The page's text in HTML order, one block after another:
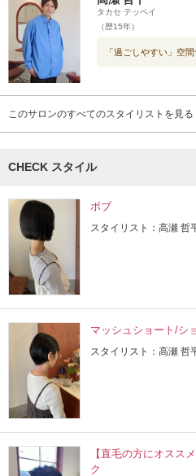
タカセ テッペイ
（歴15年）
「過ごしやすい」空
このサロンのすべてのスタイリストを見る
CHECK スタイル
ボブ
スタイリスト：高瀬 哲
マッシュショート/シ
スタイリスト：高瀬 哲
【直毛の方にオスス
ク